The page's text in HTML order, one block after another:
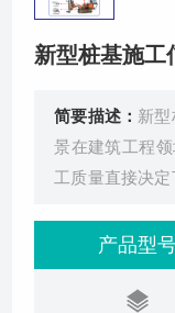
新型桩基施工
简要描述： 新
景在建筑工程
工质量直接决
产品型